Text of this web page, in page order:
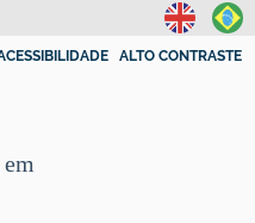
ALTO CONTRASTE